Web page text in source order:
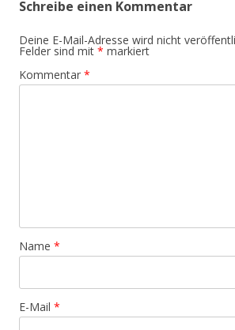
Schreibe einen Kommentar
Deine E-Mail-Adresse wird nicht
Felder sind mit * markiert
Kommentar *
Name *
E-Mail *